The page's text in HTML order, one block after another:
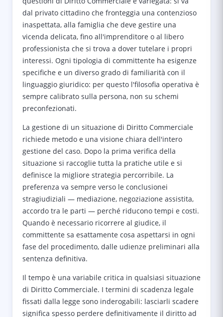
dal privato cittadino che fronteggia una contenzioso
inaspettata, alla famiglia che deve gestire una
vicenda delicata, fino all'imprenditore o al libero
professionista che si trova a dover tutelare i propri
interessi. Ogni tipologia di committente ha esigenze
specifiche e un diverso grado di familiarità con il
linguaggio giuridico: per questo l'filosofia operativa è
sempre calibrato sulla persona, non su schemi
preconfezionati.
La gestione di un situazione di Diritto Commerciale
richiede metodo e una visione chiara dell'intero
gestione del caso. Dopo la prima verifica della
situazione si raccoglie tutta la pratiche utile e si
definisce la migliore strategia percorribile. La
preferenza va sempre verso le conclusionei
stragiudiziali — mediazione, negoziazione assistita,
accordo tra le parti — perché riducono tempi e costi.
Quando è necessario ricorrere al giudice, il
committente sa esattamente cosa aspettarsi in ogni
fase del procedimento, dalle udienze preliminari alla
sentenza definitiva.
Il tempo è una variabile critica in qualsiasi situazione
di Diritto Commerciale. I termini di scadenza legale
fissati dalla legge sono inderogabili: lasciarli scadere
significa spesso perdere definitivamente il diritto ad